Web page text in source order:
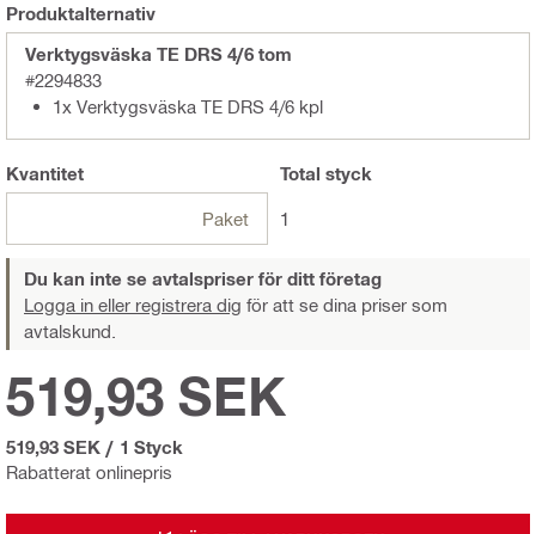
Produktalternativ
Verktygsväska TE DRS 4/6 tom
#2294833
1x Verktygsväska TE DRS 4/6 kpl
Kvantitet
Paket
Total styck
1
Du kan inte se avtalspriser för ditt företag
Logga in eller registrera dig för att se dina priser som
avtalskund.
Rabatterat onlinepris
519,93 SEK
519,93 SEK / 1 Styck